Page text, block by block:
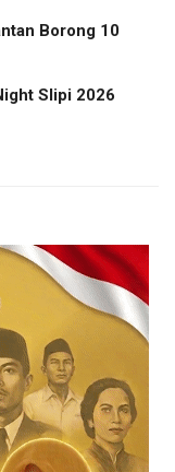
Borong 10
Slipi 2026